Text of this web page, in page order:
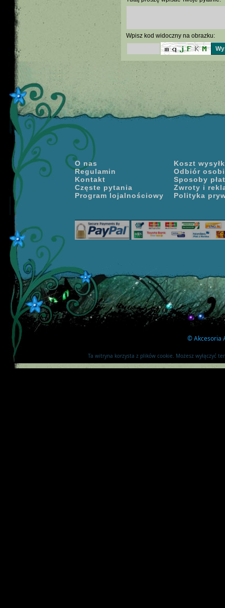
Wpisz kod widoczny na obrazku:
O nas
Regulamin
Kontakt
Częste pytania
Program lojalnościowy
Koszt
Odbiór
Sposoby
Zwroty i
Polityka
©Akcesoria
Ta witryna korzysta z plików cookie. Możesz wyłączyć